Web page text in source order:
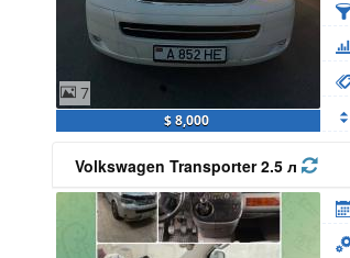
7
$ 8,000
Volkswagen Transporter 2.5 л